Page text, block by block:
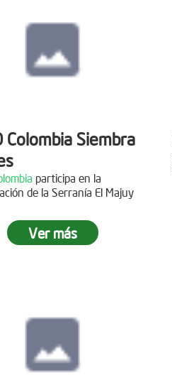
a Copa Airlines por apoyar la
del Páramo Aguas Vivas!
Colombia Siembra
participa en la
de la Serranía El Majuy
Ver más